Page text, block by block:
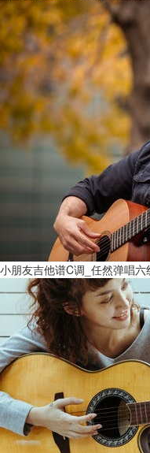
小朋友吉他谱C调_任然弹唱